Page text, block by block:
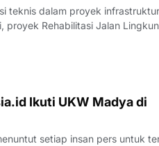
teknis dalam proyek
proyek Rehabilitasi Jalan
sorotan tajam lantaran
Ikuti UKW Madya di
setiap insan pers untuk